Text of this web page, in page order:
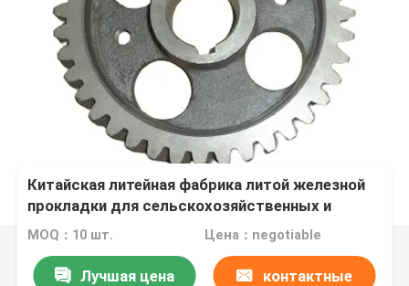
Китайская литейная фабрика литой железной
прокладки для сельскохозяйственных и
сельскохозяйственных машин
MOQ：10 шт. Цена：negotiable
Лучшая цена контактные